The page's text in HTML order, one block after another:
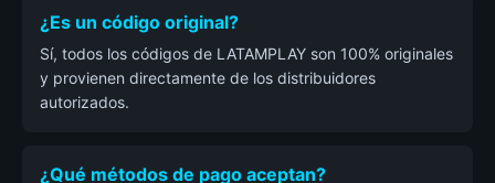
¿Es un código original?
Sí, todos los códigos de LATAMPLAY son 100% originales
y provienen directamente de los distribuidores
autorizados.
¿Qué métodos de pago aceptan?